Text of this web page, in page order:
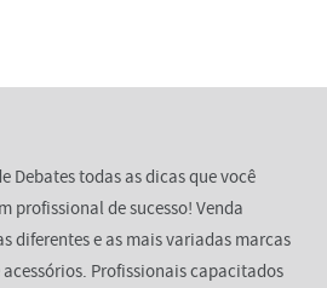
Debates todas as dicas que você
profissional de sucesso! Venda
diferentes e as mais variadas marcas
Profissionais capacitados